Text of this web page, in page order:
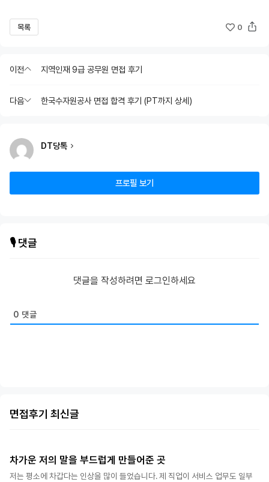
목록 0
이전 지역인재 9급 공무원 면접 후기
다음 한국수자원공사 면접 합격 후기 (PT까지 상세)
DT당톡
프로필 보기
🎙️ 댓글
댓글을 작성하려면 로그인하세요
0 댓글
면접후기 최신글
차가운 저의 말을 부드럽게 만들어준 곳
저는 평소에 차갑다는 인상을 많이 들었습니다. 제 직업이 서비스 업무도 일부